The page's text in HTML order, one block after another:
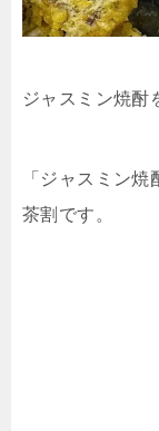
ジャスミン焼酎
「ジャスミン
茶割です。